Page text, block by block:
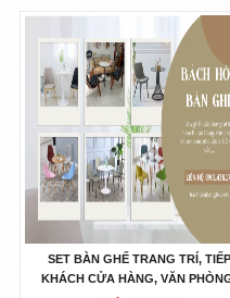
SET BÀN GHẾ TRANG TRÍ, TIẾP
KHÁCH CỬA HÀNG, VĂN